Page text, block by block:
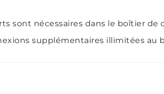
sont nécessaires dans le boîtier de
supplémentaires illimitées au